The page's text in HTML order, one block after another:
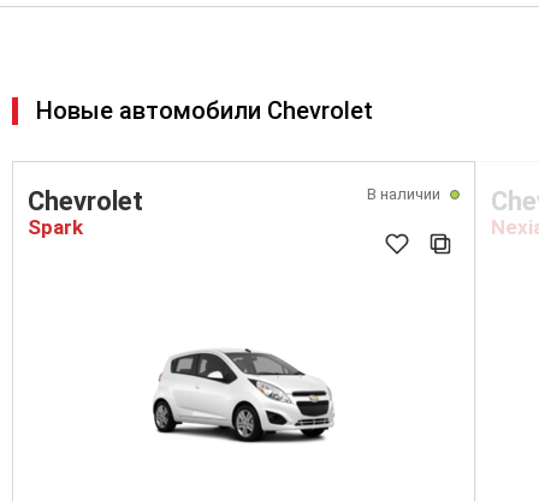
Новые автомобили Chevrolet
В наличии
Chevrolet
Spark